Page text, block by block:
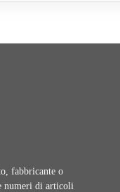
fabbricante o
numeri di articoli